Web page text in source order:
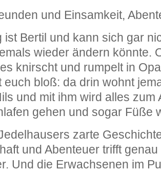
und Einsamkeit,
ist Bertil und kann sich gar
wieder ändern könnte.
knirscht und rumpelt in
euch bloß: da drin wohnt
und mit ihm wird alles zum
gehen und sogar Füße
zarte
und Abenteuer trifft
Und die Erwachsenen im